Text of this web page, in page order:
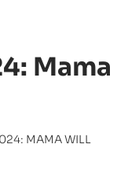
Mama
MAMA WILL